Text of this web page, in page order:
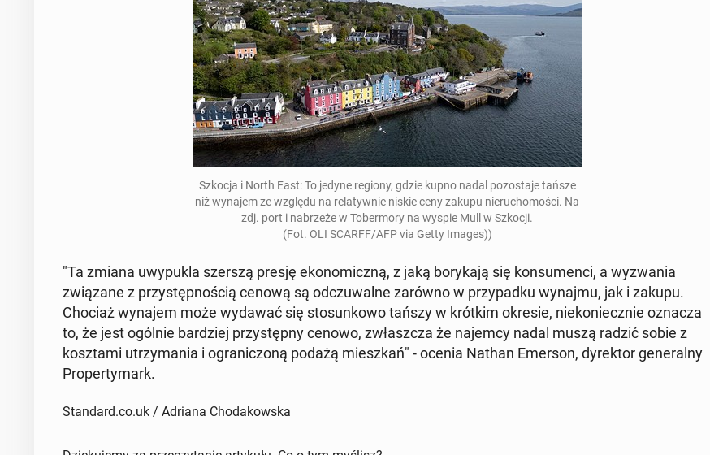
Szkocja i North East: To jedyne regiony, gdzie kupno nadal po­zosta­je tańsze
niż wynajem ze względu na re­laty­wnie niskie ceny zakupu nieru­chomoś­ci. Na
zdj. port i nabrzeże w To­ber­mory na wyspie Mull w Szkocji.
(Fot. OLI SCARFF/AFP via Getty Images))
"Ta zmiana uwy­puk­la szerszą presję eko­nom­iczną, z jaką bo­ryka­ją się kon­sumen­ci, a wyzwa­nia
związane z przys­tęp­noś­cią cenową są od­czuwalne zarówno w przy­pad­ku wynajmu, jak i zakupu.
Chociaż wynajem może wydawać się sto­sunkowo tańszy w krótkim okresie, niekoniecznie oznacza
to, że jest ogólnie bardziej przys­tęp­ny cenowo, zwłaszcza że najemcy nadal muszą radzić sobie z
kosz­ta­mi utrzy­ma­nia i ogranic­zoną podażą mieszkań" - ocenia Nathan Emerson, dyrek­tor gen­er­al­ny
Prop­er­ty­mark.
Standard.co.uk / Adriana Chodakowska